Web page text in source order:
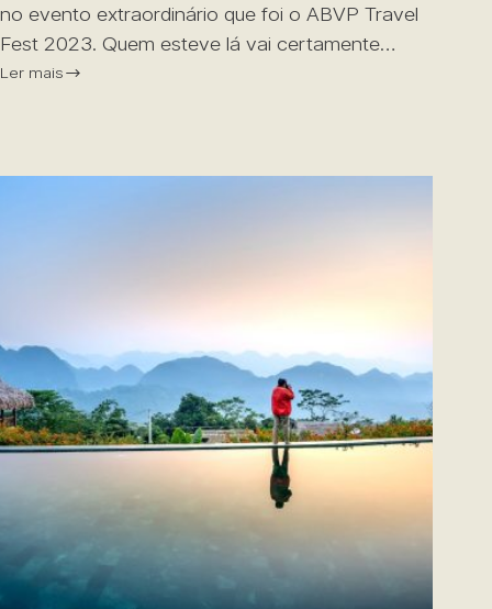
no evento extraordinário que foi o ABVP Travel
Fest 2023. Quem esteve lá vai certamente…
Ler mais